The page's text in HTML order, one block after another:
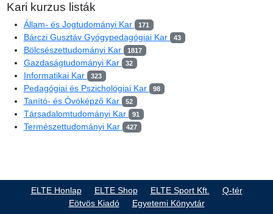
Kari kurzus listák
Állam- és Jogtudományi Kar 171
Bárczi Gusztáv Gyógypedagógiai Kar 43
Bölcsészettudományi Kar 1817
Gazdaságtudományi Kar 32
Informatikai Kar 323
Pedagógiai és Pszichológiai Kar 98
Tanító- és Óvóképző Kar 52
Társadalomtudományi Kar 91
Természettudományi Kar 427
ELTE Honlap ELTE Shop ELTE Sport Kft.
Q-tér
Eötvös Kiadó
Egyetemi Könyvtár